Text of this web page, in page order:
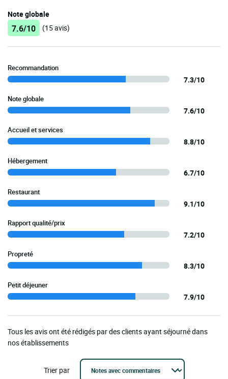
Note globale
7.6/10 (15 avis)
Recommandation
7.3/10
Note globale
7.6/10
Accueil et services
8.8/10
Hébergement
6.7/10
Restaurant
9.1/10
Rapport qualité/prix
7.2/10
Propreté
8.3/10
Petit déjeuner
7.9/10
Tous les avis ont été rédigés par des clients ayant séjourné dans
nos établissements
Trier par